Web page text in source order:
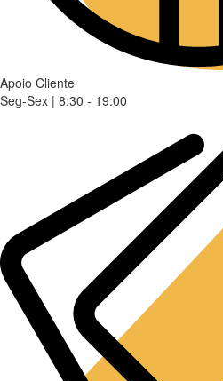
Apoio Cliente
Seg-Sex | 8:30 - 19:00